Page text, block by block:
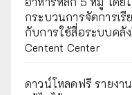
กระบวนการจัดการเรี
กับการใช้สื่อระบบคลั
Centent Center
ดาวน์โหลดฟรี รายงา